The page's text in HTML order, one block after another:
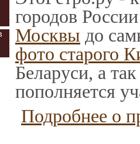
городов
Москвы до
фото старого
Беларуси, а
пополняется
Подробнее о